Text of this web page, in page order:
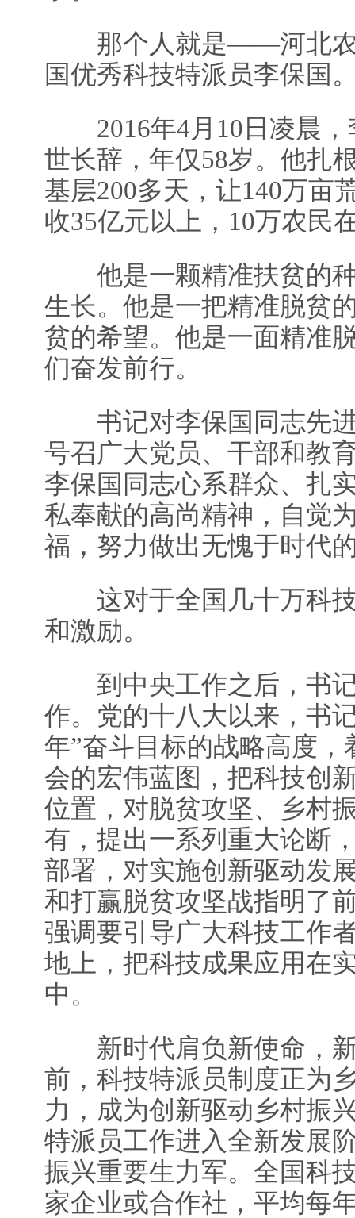
那个人就是——河北农
国优秀科技特派员李保国
2016年4月10日凌晨，
世长辞，年仅58岁。他扎
基层200多天，让140万亩
收35亿元以上，10万农
他是一颗精准扶贫的种
生长。他是一把精准脱贫
贫的希望。他是一面精准
们奋发前行。
书记对李保国同志先进
号召广大党员、干部和教
李保国同志心系群众、扎
私奉献的高尚精神，自觉
福，努力做出无愧于时代
这对于全国几十万科技
和激励。
到中央工作之后，书记
作。党的十八大以来，书
年”奋斗目标的战略高度
会的宏伟蓝图，把科技创
位置，对脱贫攻坚、乡村
有，提出一系列重大论断
部署，对实施创新驱动发
和打赢脱贫攻坚战指明了
强调要引导广大科技工作
地上，把科技成果应用在
中。
新时代肩负新使命，新
前，科技特派员制度正为
力，成为创新驱动乡村振
特派员工作进入全新发展
振兴重要生力军。全国科
家企业或合作社，平均每